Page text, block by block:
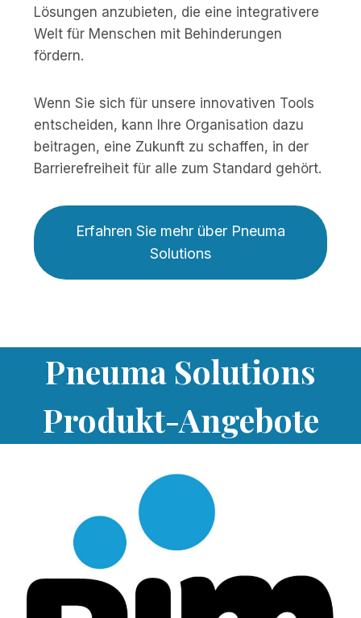
Lösungen anzubieten, die eine integrativere
Welt für Menschen mit Behinderungen
fördern.
Wenn Sie sich für unsere innovativen Tools
entscheiden, kann Ihre Organisation dazu
beitragen, eine Zukunft zu schaffen, in der
Barrierefreiheit für alle zum Standard gehört.
Erfahren Sie mehr über Pneuma
Solutions
Pneuma Solutions
Produkt-Angebote